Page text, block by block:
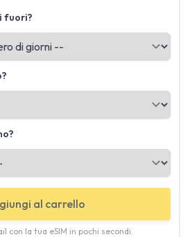
fuori?
al carrello
con la tua eSIM in pochi secondi.